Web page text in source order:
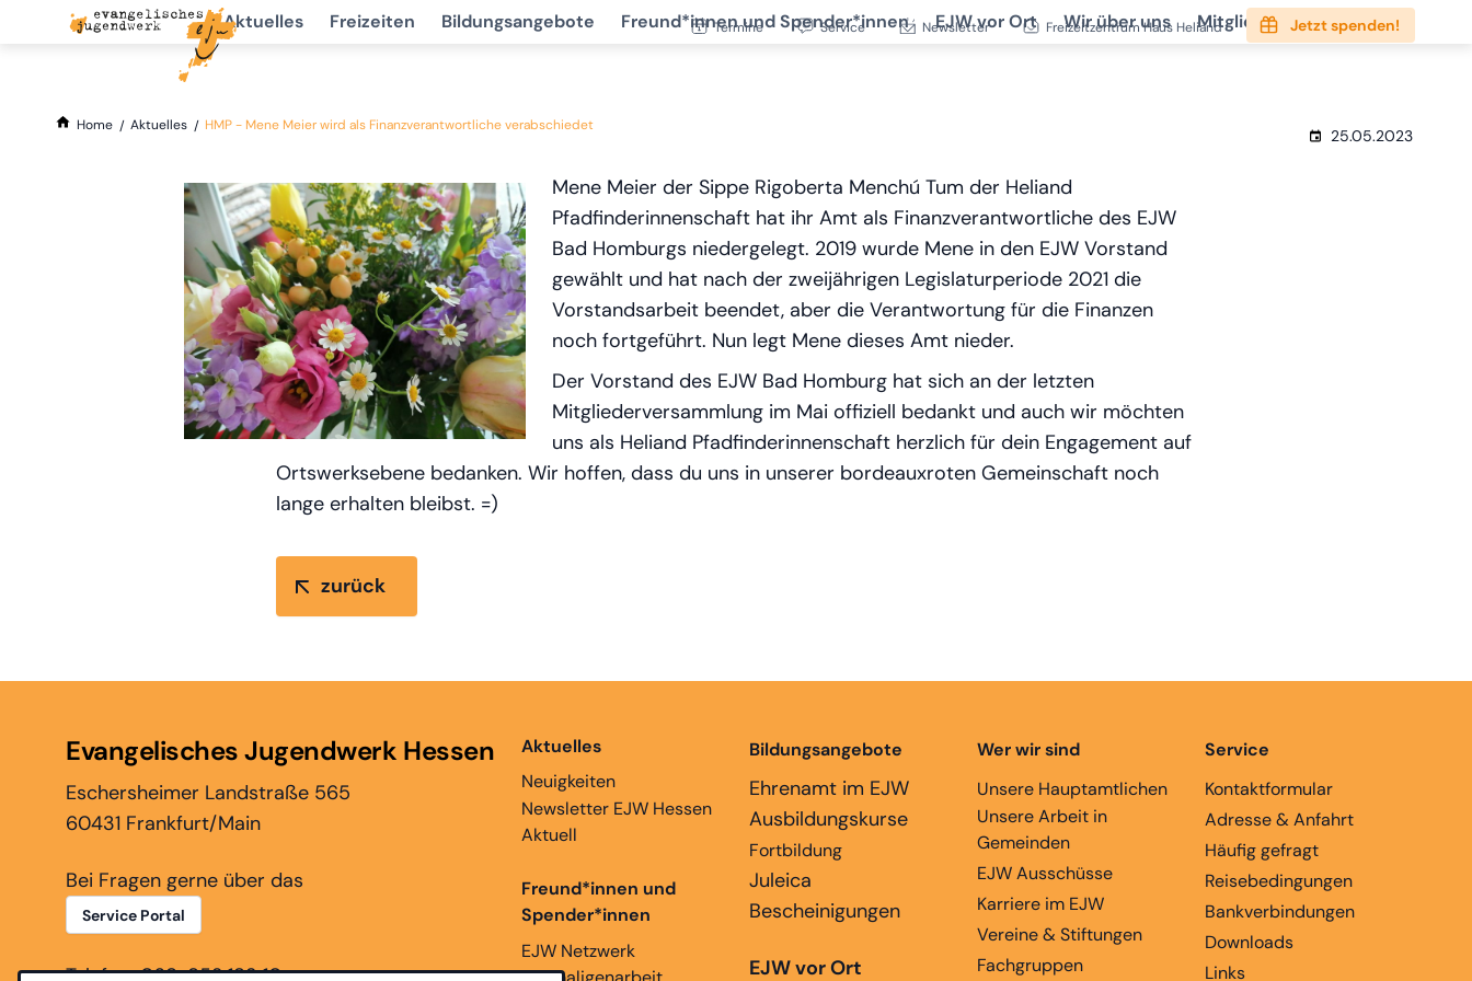
Termine Service Newsletter Freizeitzentrum Haus Heliand Jetzt spenden!
Aktuelles Freizeiten Bildungsangebote Freund*innen und Spender*innen EJW vor Ort Wir über uns Mitgliedschaft Service
Home Aktuelles HMP - Mene Meier wird als Finanzverantwortliche verabschiedet
25.05.2023
Mene Meier der Sippe Rigoberta Menchú Tum der Heliand
Pfadfinderinnenschaft hat ihr Amt als Finanzverantwortliche des EJW
Bad Homburgs niedergelegt. 2019 wurde Mene in den EJW Vorstand
gewählt und hat nach der zweijährigen Legislaturperiode 2021 die
Vorstandsarbeit beendet, aber die Verantwortung für die Finanzen
noch fortgeführt. Nun legt Mene dieses Amt nieder.
Der Vorstand des EJW Bad Homburg hat sich an der letzten
Mitgliederversammlung im Mai offiziell bedankt und auch wir möchten
uns als Heliand Pfadfinderinnenschaft herzlich für dein Engagement auf
Ortswerksebene bedanken. Wir hoffen, dass du uns in unserer bordeauxroten Gemeinschaft noch
lange erhalten bleibst. =)
zurück
Evangelisches Jugendwerk Hessen
Eschersheimer Landstraße 565
60431 Frankfurt/Main
Bei Fragen gerne über das
Service Portal
Telefon: 069-952 183 10
Aktuelles
Neuigkeiten
Newsletter EJW Hessen
Aktuell
Freund*innen und
Spender*innen
EJW Netzwerk
Bildungsangebote
Ehrenamt im EJW
Ausbildungskurse
Fortbildung
Juleica
Bescheinigungen
EJW vor Ort
Wer wir sind
Unsere Hauptamtlichen
Unsere Arbeit in
Gemeinden
EJW Ausschüsse
Karriere im EJW
Vereine & Stiftungen
Fachgruppen
Service
Kontaktformular
Adresse & Anfahrt
Häufig gefragt
Reisebedingungen
Bankverbindungen
Downloads
Links